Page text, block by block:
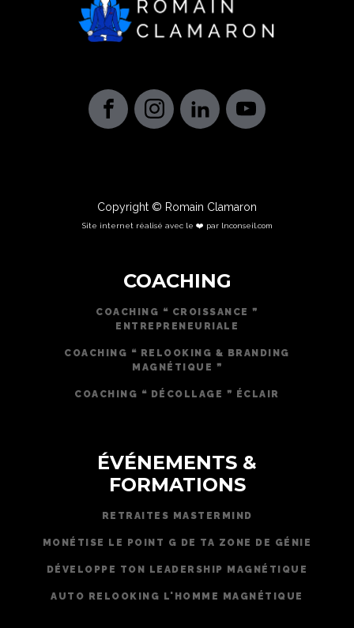
Copyright © Romain Clamaron
Site internet réalisé avec le ❤️ par lnconseil.com
COACHING
COACHING ❝ CROISSANCE ❞
ENTREPRENEURIALE
COACHING ❝ RELOOKING & BRANDING
MAGNÉTIQUE ❞
COACHING ❝ DÉCOLLAGE ❞ ÉCLAIR
ÉVÉNEMENTS &
FORMATIONS
RETRAITES MASTERMIND
MONÉTISE LE POINT G DE TA ZONE DE GÉNIE
DÉVELOPPE TON LEADERSHIP MAGNÉTIQUE
AUTO RELOOKING L'HOMME MAGNÉTIQUE